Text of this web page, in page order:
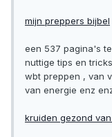
mijn preppers bijbel
een 537 pagina's
nuttige tips en tricks
wbt preppen , van
van energie enz
kruiden gezond